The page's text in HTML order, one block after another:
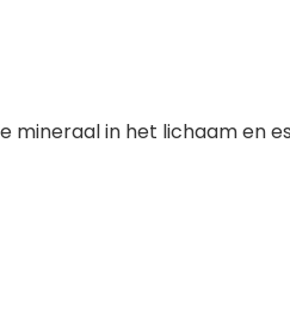
mineraal in het lichaam en